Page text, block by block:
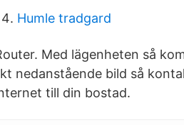
Humle tradgard
Med lägenheten så
nedanstående bild så
till din bostad.